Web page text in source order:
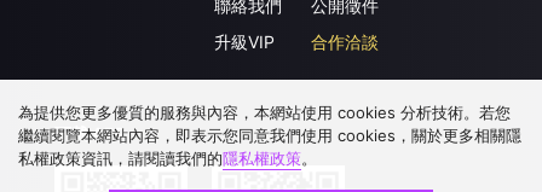
聯絡我們
升級VIP
公開徵件
合作洽談
下載 APP
為提供您更多優質的服務與內容，本網站使用 cookies 分析技術。若您
繼續閱覽本網站內容，即表示您同意我們使用 cookies，關於更多相關隱
私權政策資訊，請閱讀我們的隱私權政策。